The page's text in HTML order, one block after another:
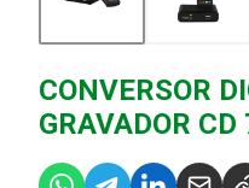
CONVERSOR
GRAVADOR CD